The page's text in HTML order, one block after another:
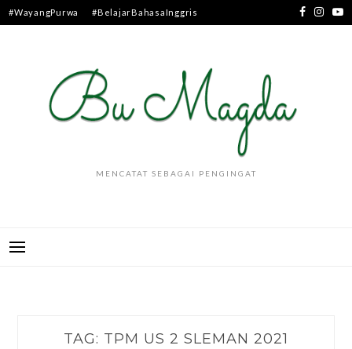
Skip
to
#WayangPurwa #BelajarBahasaInggris
MENCATAT SEBAGAI PENGINGAT
TAG: TPM US 2 SLEMAN 2021